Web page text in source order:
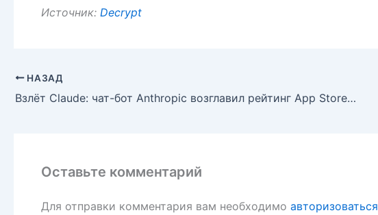
Источник: Decrypt
НАЗАД
Взлёт Claude: чат-бот Anthropic возглавил рейтинг App Store после споров с Пентагоном
Оставьте комментарий
Для отправки комментария вам необходимо авторизоваться